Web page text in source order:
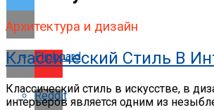
Flipboard
Reddit
Архитектура и дизайн
Классический Стиль В
Классический стиль в искусстве, в
интерьеров является одним из